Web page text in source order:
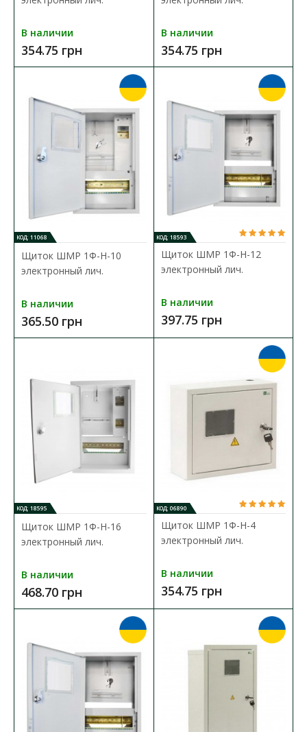
17мод. 400х600х200 IP65
Доступность:
Боксы монтажные СКИМ выполнены из ударопрочного
пластика АБС и предназначены для обеспечения надежно..
4 365.76 грн
В КОРЗИНУ
Доступность:
Распределительные щиты электрические разработаны для
внутреннего монтажа в помещениях бытового, комм..
311.75 грн
В наличии
354.75 грн
В наличии
354.75 грн
КОД: 11068
Щиток ШМР 1Ф-Н-10
электронный лич.
В наличии
365.50 грн
КОД: 18593
Щиток ШМР 1Ф-Н-12
электронный лич.
В наличии
397.75 грн
КОД: 18595
Щиток ШМР 1Ф-Н-16
электронный лич.
В наличии
468.70 грн
КОД: 06890
Щиток ШМР 1Ф-Н-4
электронный лич.
В наличии
354.75 грн